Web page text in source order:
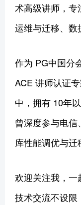
术高级讲师，
运维与迁移、数
作为 PG中国分
ACE 讲师认证
中，拥有 10年
曾深度参与电
库性能调优与迁
欢迎关注我，一
技术交流不设限